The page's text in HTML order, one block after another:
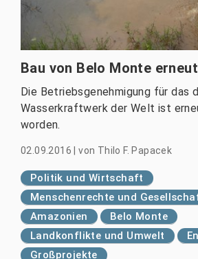
Bau von Belo Monte
Die Betriebsgenehmigung für das
Wasserkraftwerk der Welt ist
worden.
02.09.2016 |von Thilo F. Papacek
Politik und Wirtschaft
Menschenrechte und
Amazonien
Belo Monte
Landkonflikte und Umwelt
Großprojekte